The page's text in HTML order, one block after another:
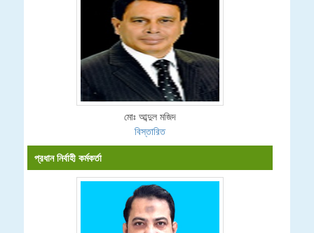
মোঃ আব্দুল মজিদ
বিস্তারিত
প্রধান নির্বাহী কর্মকর্তা